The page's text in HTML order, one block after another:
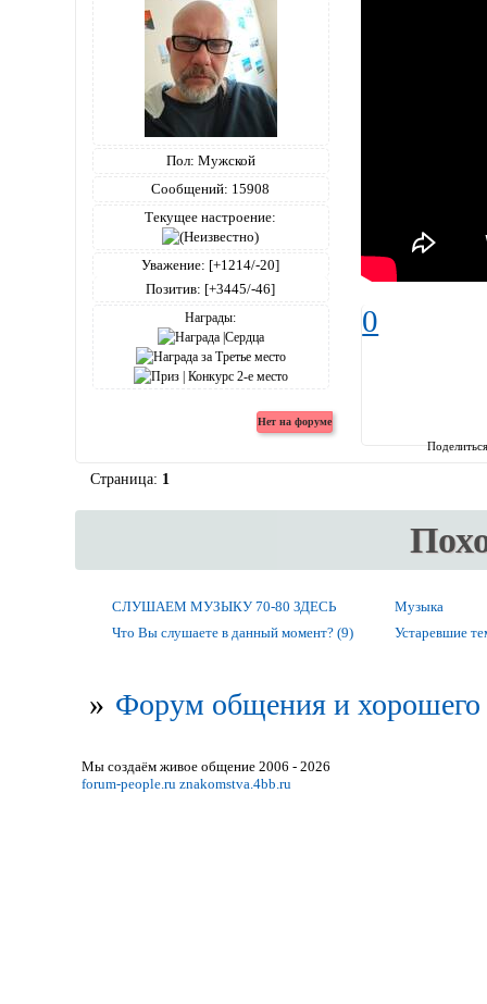
Пол: Мужской
Сообщений: 15908
Текущее настроение:
Уважение: [+1214/-20]
Позитив: [+3445/-46]
Награды: 0
Страница: 1
СЛУШАЕМ МУЗЫКУ 70-80 ЗДЕСЬ
Музыка
Что Вы слушаете в данный момент? (9)
Устаревшие
» Форум общения и хорошего
Мы создаём живое общение 2006 - 2026
forum-people.ru znakomstva.4bb.ru